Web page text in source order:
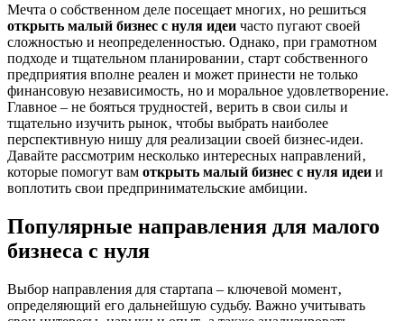
Мечта о собственном деле посещает многих‚ но решиться
открыть малый бизнес с нуля идеи часто пугают своей
сложностью и неопределенностью. Однако‚ при грамотном
подходе и тщательном планировании‚ старт собственного
предприятия вполне реален и может принести не только
финансовую независимость‚ но и моральное удовлетворение.
Главное – не бояться трудностей‚ верить в свои силы и
тщательно изучить рынок‚ чтобы выбрать наиболее
перспективную нишу для реализации своей бизнес-идеи.
Давайте рассмотрим несколько интересных направлений‚
которые помогут вам открыть малый бизнес с нуля идеи и
воплотить свои предпринимательские амбиции.
Популярные направления для малого
бизнеса с нуля
Выбор направления для стартапа – ключевой момент‚
определяющий его дальнейшую судьбу. Важно учитывать